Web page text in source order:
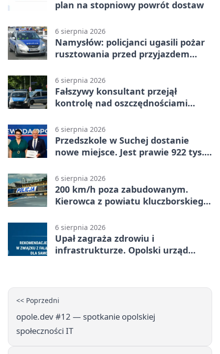
plan na stopniowy powrót dostaw
6 sierpnia 2026
Namysłów: policjanci ugasili pożar
rusztowania przed przyjazdem
6 sierpnia 2026
Fałszywy konsultant przejął
kontrolę nad oszczędnościami
6 sierpnia 2026
Przedszkole w Suchej dostanie
nowe miejsce. Jest prawie 922 tys.
6 sierpnia 2026
200 km/h poza zabudowanym.
Kierowca z powiatu kluczborskiego
6 sierpnia 2026
Upał zagraża zdrowiu i
infrastrukturze. Opolski urząd
<< Poprzedni
opole.dev #12 — spotkanie opolskiej
społeczności IT